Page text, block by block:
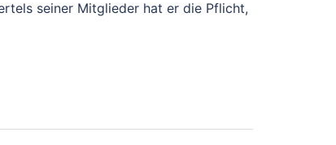
seiner Mitglieder hat er die Pflicht,